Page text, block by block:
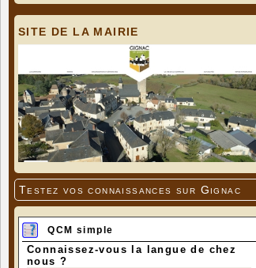
SITE DE LA MAIRIE
Testez vos connaissances sur Gignac
QCM simple
Connaissez-vous la langue de chez
nous ?